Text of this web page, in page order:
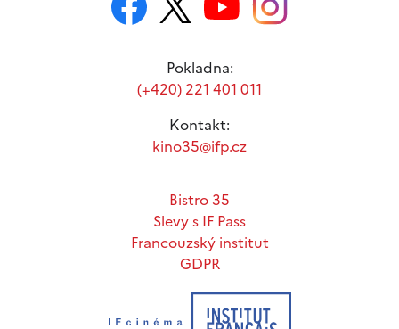
Pokladna:
(+420) 221 401 011
Kontakt:
kino35@ifp.cz
Bistro 35
Slevy s IF Pass
Francouzský institut
GDPR